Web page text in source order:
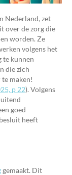
Nederland, zet
over de zorg die
worden. Ze
volgens het
te kunnen
die zich
maken!
p 22). Volgens
goed
heeft
gemaakt. Dit